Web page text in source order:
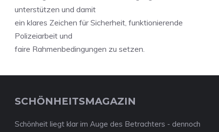
unterstützen und damit
ein klares Zeichen für Sicherheit, funktionierende
Polizeiarbeit und
faire Rahmenbedingungen zu setzen.
SCHÖNHEITSMAGAZIN
Schönheit liegt klar im Auge des Betrachters - dennoch